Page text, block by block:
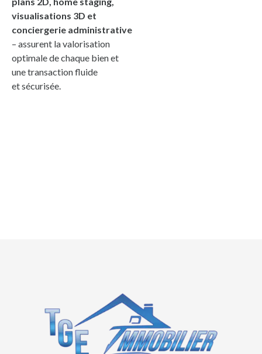
visualisations 3D et
conciergerie administrative
– assurent la valorisation
optimale de chaque bien et
une transaction fluide
et sécurisée.